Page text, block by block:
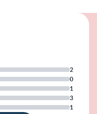
2
0
1
3
1